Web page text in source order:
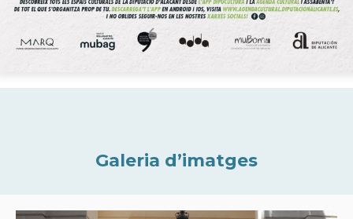
Galeria d’imatges